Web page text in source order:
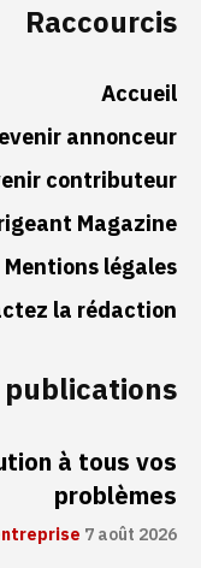
Raccourcis
Accueil
annonceur
contributeur
Magazine
Mentions légales
la rédaction
à tous vos
problèmes
7 août 2026